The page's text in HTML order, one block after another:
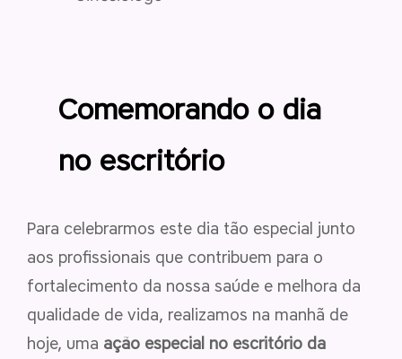
Comemorando o dia
no escritório
Para celebrarmos este dia tão especial junto
aos profissionais que contribuem para o
fortalecimento da nossa saúde e melhora da
qualidade de vida, realizamos na manhã de
hoje, uma ação especial no escritório da